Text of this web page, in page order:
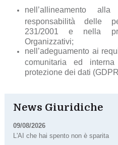
nell’allineamento
responsabilità delle
231/2001 e nella
Organizzativi;
nell’adeguamento ai
comunitaria ed
protezione dei dati
News Giuridiche
09/08/2026
L'AI che hai spento non è sparita